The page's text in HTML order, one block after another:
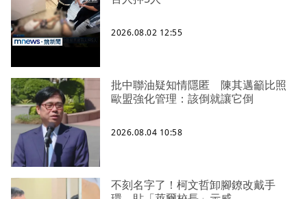
2026.08.02 12:55
批中聯油疑知情隱匿 陳其邁籲比照
歐盟強化管理：該倒就讓它倒
2026.08.04 10:58
不刻名字了！柯文哲卸腳鐐改戴手